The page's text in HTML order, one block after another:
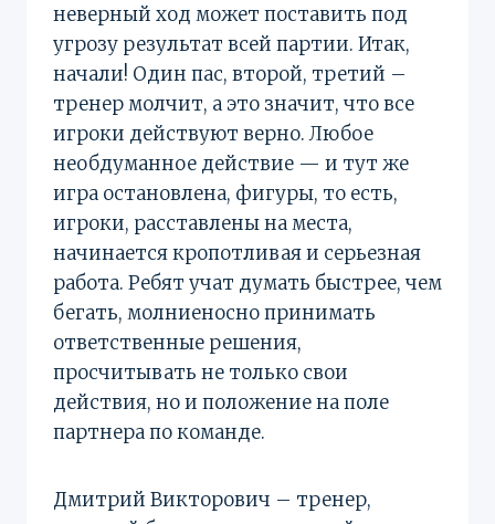
неверный ход может поставить под
угрозу результат всей партии. Итак,
начали! Один пас, второй, третий –
тренер молчит, а это значит, что все
игроки действуют верно. Любое
необдуманное действие — и тут же
игра остановлена, фигуры, то есть,
игроки, расставлены на места,
начинается кропотливая и серьезная
работа. Ребят учат думать быстрее, чем
бегать, молниеносно принимать
ответственные решения,
просчитывать не только свои
действия, но и положение на поле
партнера по команде.
Дмитрий Викторович – тренер,